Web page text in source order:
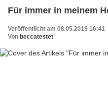
Für immer in meinem
Veröffentlicht am 08.05.2019 16:41
Von beccatestet